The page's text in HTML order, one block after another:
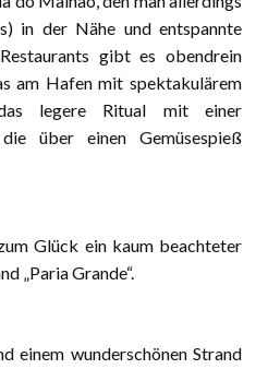
in der Nähe und entspannte
gibt es obendrein
am Hafen mit spektakulärem
das legere Ritual mit einer
über einen Gemüsespieß
Glück ein kaum beachteter
„Paria Grande“.
einem wunderschönen Strand